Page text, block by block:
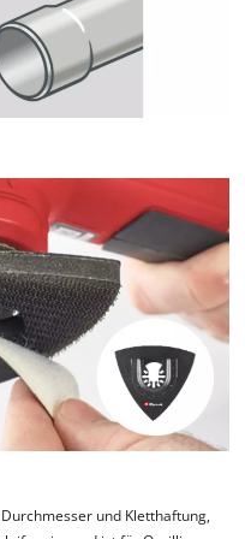
Die
die Open Back
und unkomplizierten
Somit ist das 35-
Multitools außer
und Kletthaftung,